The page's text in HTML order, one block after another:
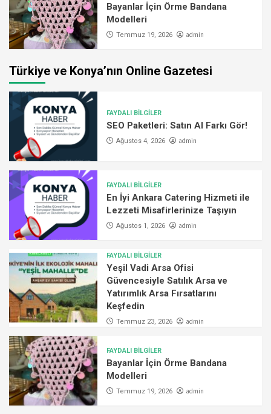
Bayanlar İçin Örme Bandana
Modelleri
Temmuz 19, 2026 admin
Türkiye ve Konya’nın Online Gazetesi
FAYDALI BİLGİLER
SEO Paketleri: Satın Al Farkı Gör!
Ağustos 4, 2026 admin
FAYDALI BİLGİLER
En İyi Ankara Catering Hizmeti ile
Lezzeti Misafirlerinize Taşıyın
Ağustos 1, 2026 admin
FAYDALI BİLGİLER
Yeşil Vadi Arsa Ofisi
Güvencesiyle Satılık Arsa ve
Yatırımlık Arsa Fırsatlarını
Keşfedin
Temmuz 23, 2026 admin
FAYDALI BİLGİLER
Bayanlar İçin Örme Bandana
Modelleri
Temmuz 19, 2026 admin